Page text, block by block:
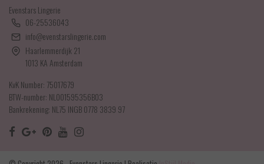
Evenstars Lingerie
06-25536043
info@evenstarslingerie.com
Haarlemmerdijk 21
1013 KA Amsterdam
KvK Number: 75017679
BTW-number: NL001595356B03
Bankrekening: NL75 INGB 0778 3839 97